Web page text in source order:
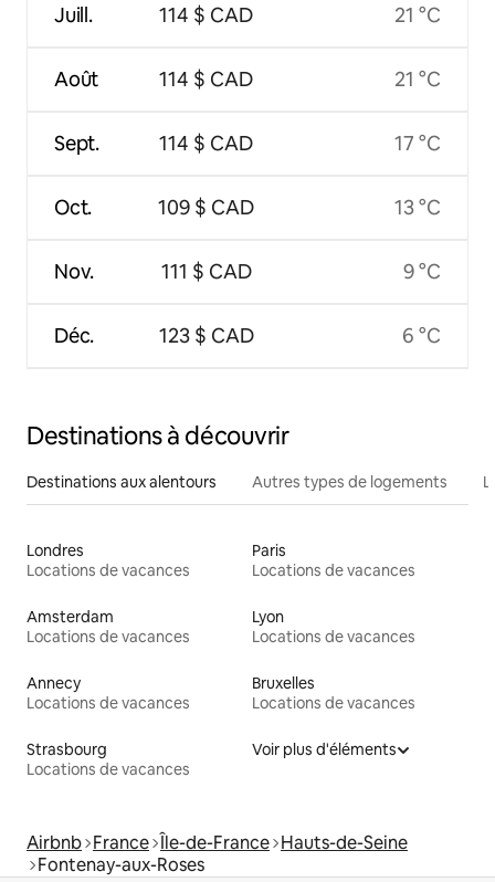
Juill.
Août
Sept.
Oct.
Nov.
Déc.
114 $ CAD
114 $ CAD
114 $ CAD
109 $ CAD
111 $ CAD
123 $ CAD
21 °C
21 °C
17 °C
13 °C
9 °C
6 °C
Destinations à découvrir
Destinations aux alentours Autres types de logements
Londres
Locations de vacances
Paris
Locations de vacances
Amsterdam
Locations de vacances
Lyon
Locations de vacances
Annecy
Locations de vacances
Bruxelles
Locations de vacances
Strasbourg
Locations de vacances
Voir plus d'éléments
Airbnb France Île-de-France Hauts-de-Seine
Fontenay-aux-Roses